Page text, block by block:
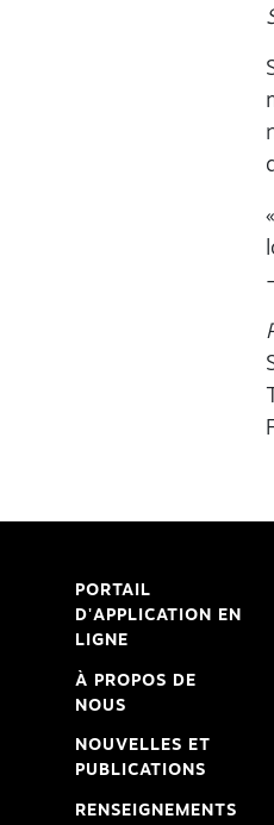
PORTAIL
D'APPLICATION EN
LIGNE
À PROPOS DE
NOUS
NOUVELLES ET
PUBLICATIONS
RENSEIGNEMENTS